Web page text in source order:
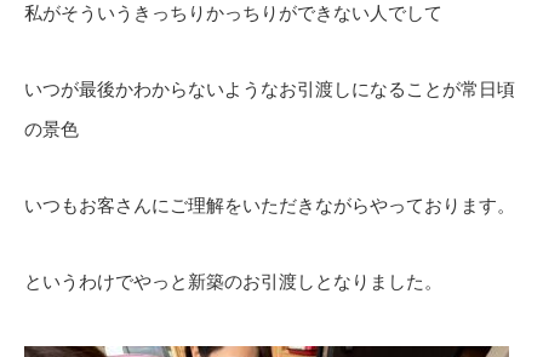
私がそういうきっちりかっちりができない人でして
いつが最後かわからないようなお引渡しになることが常日頃
の景色
いつもお客さんにご理解をいただきながらやっております。
というわけでやっと新築のお引渡しとなりました。